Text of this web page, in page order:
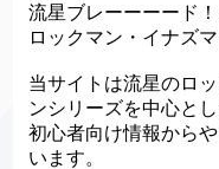
流星ブレーーーード！
ロックマン・イナズ
当サイトは流星のロ
ンシリーズを中心と
初心者向け情報から
います。